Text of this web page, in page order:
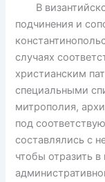
В
подчинения и
случаях
христианским
специальными
митрополия,
под
составлялись с
чтобы отразить